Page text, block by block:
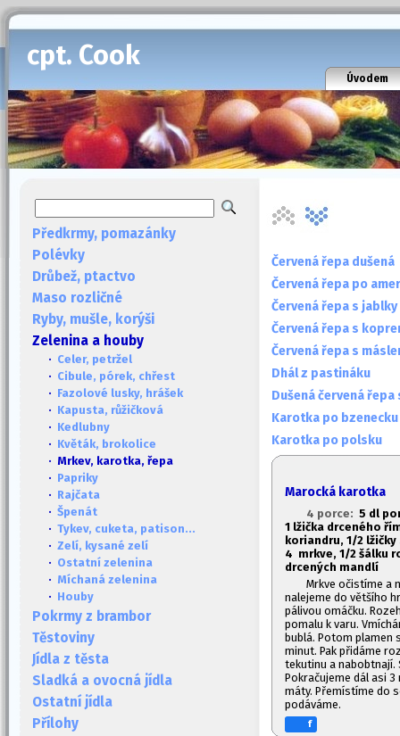
cpt. Cook
Úvodem
Předkrmy, pomazánky
Polévky
Drůbež, ptactvo
Maso rozličné
Ryby, mušle, korýši
Zelenina a houby
· Celer, petržel
· Cibule, pórek, chřest
· Fazolové lusky, hrášek
· Kapusta, růžičková
· Kedlubny
· Květák, brokolice
· Mrkev, karotka, řepa
· Papriky
· Rajčata
· Špenát
· Tykev, cuketa, patison...
· Zelí, kysané zelí
· Ostatní zelenina
· Míchaná zelenina
· Houby
Pokrmy z brambor
Těstoviny
Jídla z těsta
Sladká a ovocná jídla
Ostatní jídla
Přílohy
Červená řepa dušená
Červená řepa po
Červená řepa s jablky
Červená řepa s
Červená řepa s
Dhál z pastináku
Dušená červená řepa
Karotka po bzenecku
Karotka po polsku
Marocká karotka
4 porce: 5 dl
1 lžička drceného
koriandru, 1/2
4 mrkve, 1/2 šálku
drcených mandlí
Mrkve očistíme a
nalejeme do většího
pálivou omáčku.
pomalu k varu.
bublá. Potom plamen
minut. Pak přidáme
tekutinu a nabobtnají.
Pokračujeme dál asi
máty. Přemístíme do
podáváme.
f